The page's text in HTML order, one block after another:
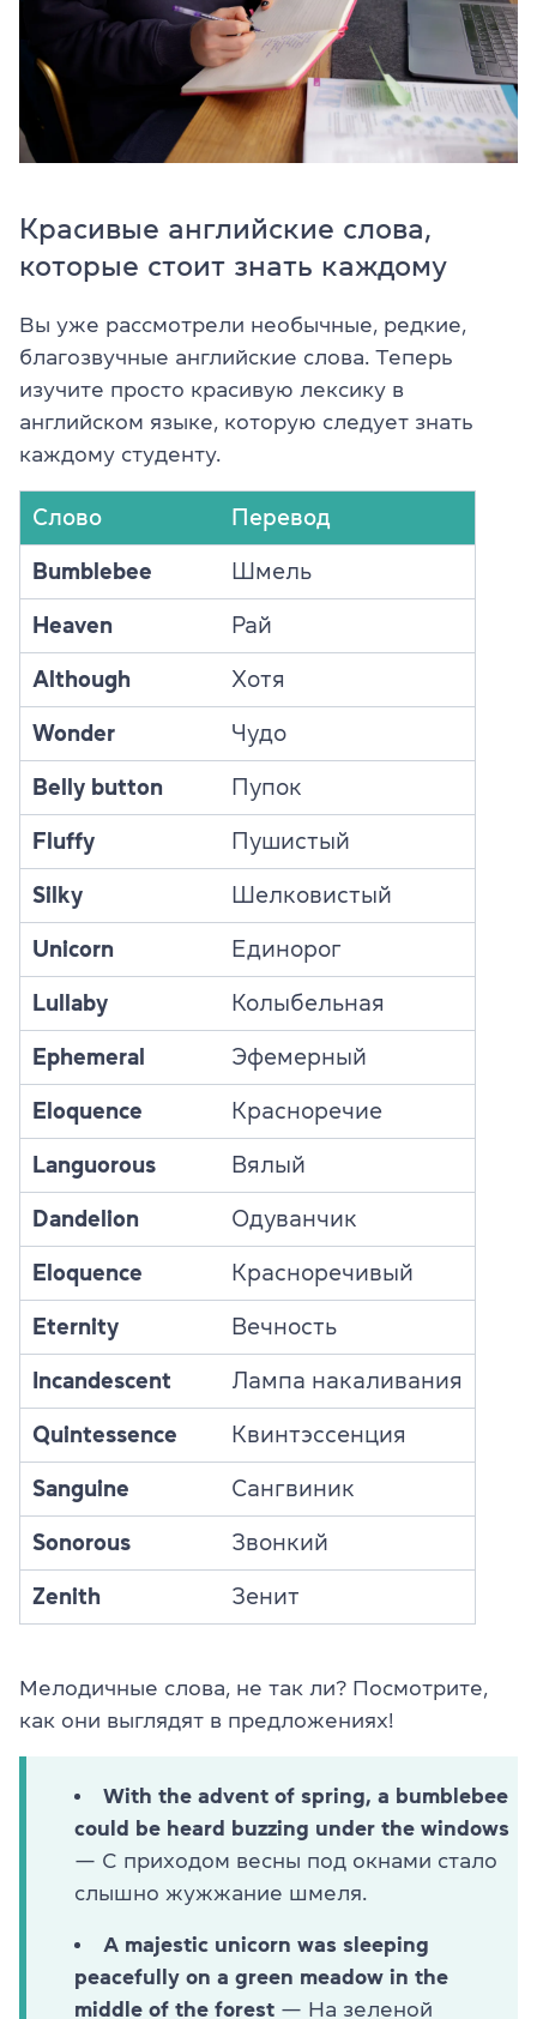
Красивые английские слова,
которые стоит знать каждому
Вы уже рассмотрели необычные, редкие,
благозвучные английские слова. Теперь
изучите просто красивую лексику в
английском языке, которую следует знать
каждому студенту.
Слово Перевод
Bumblebee Шмель
Heaven Рай
Although Хотя
Wonder Чудо
Belly button Пупок
Fluffy Пушистый
Silky Шелковистый
Unicorn Единорог
Lullaby Колыбельная
Ephemeral Эфемерный
Eloquence Красноречие
Languorous Вялый
Dandelion Одуванчик
Eloquence Красноречивый
Eternity Вечность
Incandescent Лампа накаливания
Quintessence Квинтэссенция
Sanguine Сангвиник
Sonorous Звонкий
Zenith Зенит
Мелодичные слова, не так ли? Посмотрите,
как они выглядят в предложениях!
With the advent of spring, a bumblebee
could be heard buzzing under the windows
— С приходом весны под окнами стало
слышно жужжание шмеля.
A majestic unicorn was sleeping
peacefully on a green meadow in the
middle of the forest — На зеленой